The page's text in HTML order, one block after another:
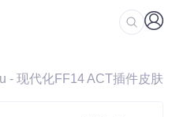
- 现代化FF14 ACT插件皮肤